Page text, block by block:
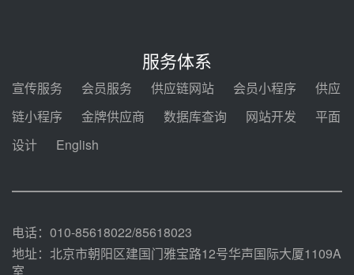
目海南州香加#1储能工程EPC总承
包项目设备采购
河北金悦弘千中标重能新疆天山北
麓100MW光热发电项目用“碳钢、
100MW光热发电项目管件采购
服务体系
宣传服务 会员服务 供应链网站 会员小程序
供应
链小程序
金牌供应商 数据库查询 网站开发
平面
设计
English
电话：010-85618022/85618023
地址：北京市朝阳区建国门雅宝路12号华声国际大厦1109A
室